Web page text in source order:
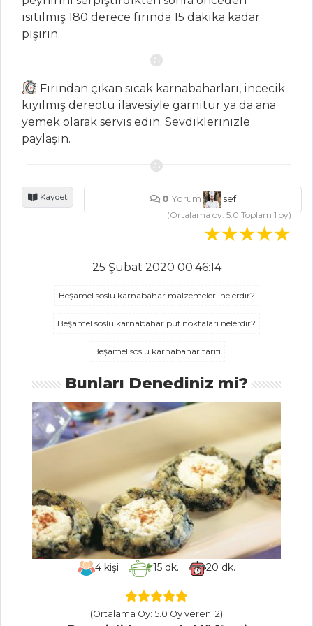
YEMEKLERI
Sebze Graten
Karışık Sebze
Cipsi
Sebze Yemekleri
İÇECEKLER
Reyhan Şerbeti
Naneli Limon
Tarifleri
ÇORBALAR
Dövmeli Alaca
Koçan Mısırı
Çorbası
Kırmızı Fasulyeli
Semizotu Çorbası
Çorbalar Tüm
Tarifleri
ısıtılmış 180 derece fırında 15 dakika kadar
pişirin.
Fırından çıkan sıcak karnabaharları, incecik
kıyılmış dereotu ilavesiyle garnitür ya da ana
yemek olarak servis edin. Sevdiklerinizle
paylaşın.
Kaydet 0 Yorum
sef
(Ortalama oy:5.0Toplam1oy)
25 Şubat 2020 00:46:14
Beşamel soslu karnabahar malzemeleri nelerdir?
Beşamel soslu karnabahar püf noktaları nelerdir?
Beşamel soslu karnabahar tarifi
Bunları Denediniz mi?
4 kişi 15dk. 20 dk.
(Ortalama Oy: 5.0 Oy veren: 2)